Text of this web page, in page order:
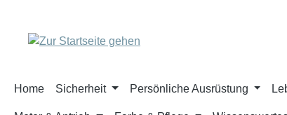
Home Sicherheit Persönliche Ausrüstung